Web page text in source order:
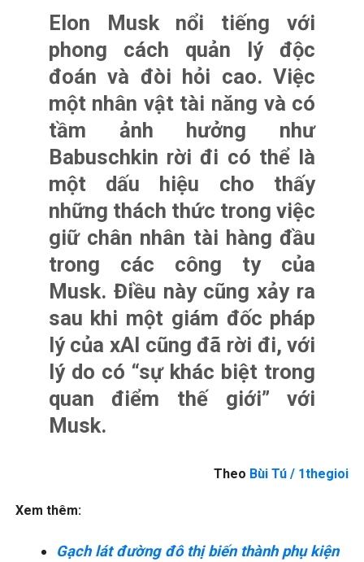
Elon Musk nổi tiếng với
phong cách quản lý độc
đoán và đòi hỏi cao. Việc
một nhân vật tài năng và có
tầm ảnh hưởng như
Babuschkin rời đi có thể là
một dấu hiệu cho thấy
những thách thức trong việc
giữ chân nhân tài hàng đầu
trong các công ty của
Musk. Điều này cũng xảy ra
sau khi một giám đốc pháp
lý của xAI cũng đã rời đi, với
lý do có “sự khác biệt trong
quan điểm thế giới” với
Musk.
Theo Bùi Tú / 1thegioi
Xem thêm:
Gạch lát đường đô thị biến thành phụ kiện